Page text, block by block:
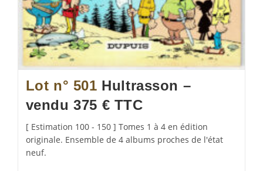
Lot n° 501 Hultrasson –
vendu 375 € TTC
[ Estimation 100 - 150 ] Tomes 1 à 4 en édition
originale. Ensemble de 4 albums proches de l'état
neuf.